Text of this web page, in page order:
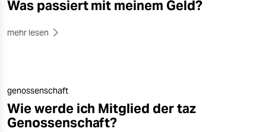
Was passiert mit meinem Geld?
mehr lesen
genossenschaft
Wie werde ich Mitglied der taz
Genossenschaft?